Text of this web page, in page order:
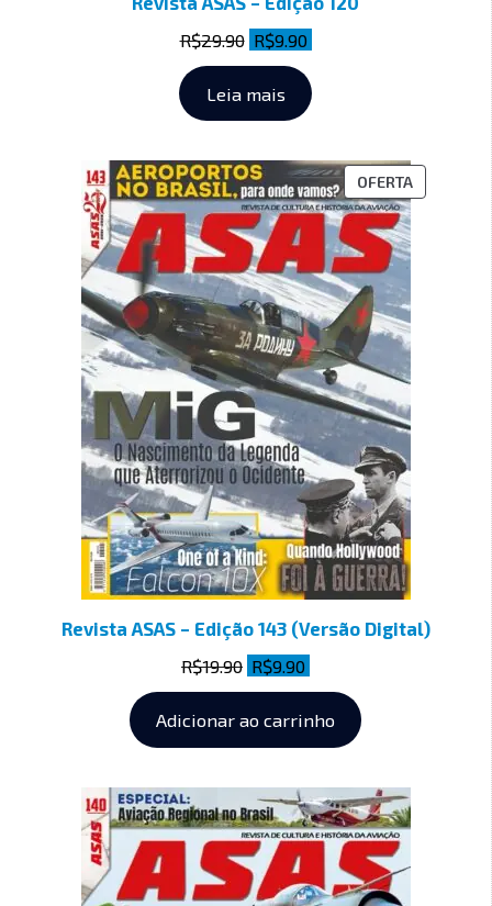
R$29.90 R$9.90
Leia mais
OFERTA
Revista ASAS – Edição 143 (Versão Digital)
R$19.90 R$9.90
Adicionar ao carrinho